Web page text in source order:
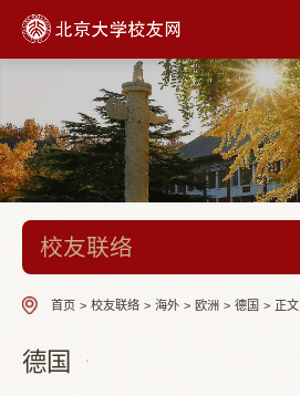
校友联络
首页 > 校友联络 > 海外 > 欧洲 > 德国 > 正文
德国